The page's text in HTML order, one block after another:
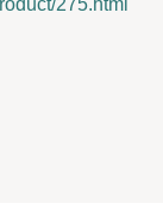
275.html